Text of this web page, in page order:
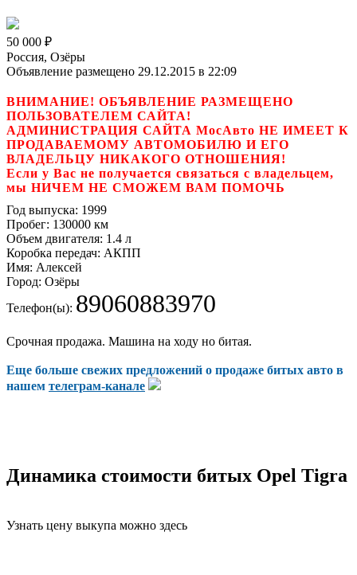
50 000 ₽
Россия, Озёры
Объявление размещено 29.12.2015 в 22:09
ВНИМАНИЕ! ОБЪЯВЛЕНИЕ РАЗМЕЩЕНО
ПОЛЬЗОВАТЕЛЕМ САЙТА!
АДМИНИСТРАЦИЯ САЙТА МосАвто НЕ ИМЕЕТ К
ПРОДАВАЕМОМУ АВТОМОБИЛЮ И ЕГО
ВЛАДЕЛЬЦУ НИКАКОГО ОТНОШЕНИЯ!
Если у Вас не получается связаться с владельцем,
мы НИЧЕМ НЕ СМОЖЕМ ВАМ ПОМОЧЬ
Год выпуска: 1999
Пробег: 130000 км
Объем двигателя: 1.4 л
Коробка передач: АКПП
Имя: Алексей
Город: Озёры
Телефон(ы): 89060883970
Срочная продажа. Машина на ходу но битая.
Еще больше свежих предложений о продаже битых авто в
нашем телеграм-канале
Динамика стоимости битых Opel Tigra
Узнать цену выкупа можно здесь